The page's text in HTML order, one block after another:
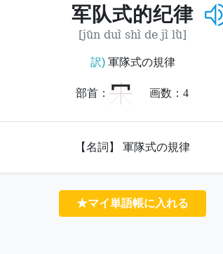
军队式的纪律
[jūn duì shì de jì lǜ]
訳)軍隊式の規律
部首： 冖 画数： 4
【名詞】 軍隊式の規律
★マイ単語帳に入れる